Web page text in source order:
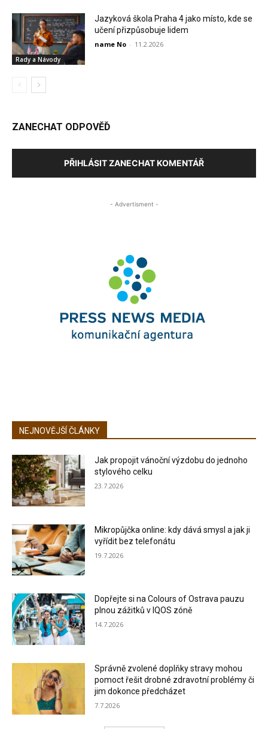
Rady a Návody
Jazyková škola Praha 4 jako místo, kde se
učení přizpůsobuje lidem
name No - 11.2.2026
ZANECHAT ODPOVĚĎ
PŘIHLÁSIT ZANECHAT KOMENTÁŘ
- Advertisment -
NEJNOVĚJŠÍ ČLÁNKY
Jak propojit vánoční výzdobu do jednoho
stylového celku
23.7.2026
Mikropůjčka online: kdy dává smysl a jak ji
vyřídit bez telefonátu
19.7.2026
Dopřejte si na Colours of Ostrava pauzu
plnou zážitků v IQOS zóně
14.7.2026
Správně zvolené doplňky stravy mohou
pomoct řešit drobné zdravotní problémy či
jim dokonce předcházet
7.7.2026